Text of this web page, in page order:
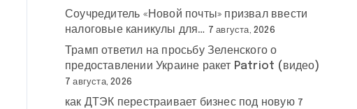
Соучредитель «Новой почты» призвал ввести
налоговые каникулы для… 7 августа, 2026
Трамп ответил на просьбу Зеленского о
предоставлении Украине ракет Patriot (видео)
7 августа, 2026
как ДТЭК перестраивает бизнес под новую 7